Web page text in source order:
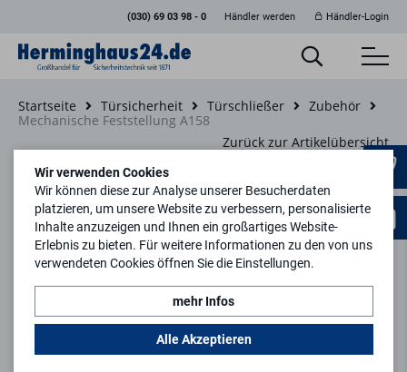
(030) 69 03 98 - 0 Händler werden Händler-Login
Startseite Türsicherheit Türschließer
Zubehör
Mechanische Feststellung A158
Zurück zur Artikelübersicht
Wir verwenden Cookies
Wir können diese zur Analyse unserer Besucherdaten
platzieren, um unsere Website zu verbessern, personalisierte
Inhalte anzuzeigen und Ihnen ein großartiges Website-
Erlebnis zu bieten. Für weitere Informationen zu den von uns
verwendeten Cookies öffnen Sie die Einstellungen.
mehr Infos
Alle Akzeptieren